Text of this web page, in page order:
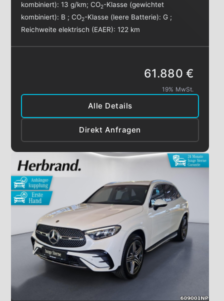
kombiniert):13 g/km;CO2-Klasse (gewichtet
kombiniert): B ;CO2-Klasse (leere Batterie):G ;
Reichweite elektrisch (EAER):122 km
Alle Details
Direkt Anfragen
61.880 €
19% MwSt.